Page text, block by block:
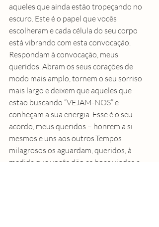
aqueles que ainda estão tropeçando no
escuro. Este é o papel que vocês
escolheram e cada célula do seu corpo
está vibrando com esta convocação.
Respondam à convocação, meus
queridos. Abram os seus corações de
modo mais amplo, tornem o seu sorriso
mais largo e deixem que aqueles que
estão buscando “VEJAM-NOS” e
conheçam a sua energia. Esse é o seu
acordo, meus queridos – honrem a si
mesmos e uns aos outros.Tempos
milagrosos os aguardam, queridos, à
medida que vocês dão as boas vindas a